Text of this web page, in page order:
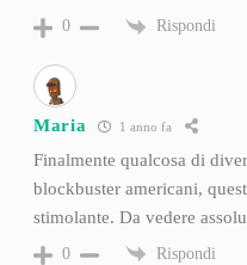
0 Rispondi
Maria 1 anno fa
Finalmente qualcosa di
blockbuster americani,
stimolante. Da vedere
0 Rispondi